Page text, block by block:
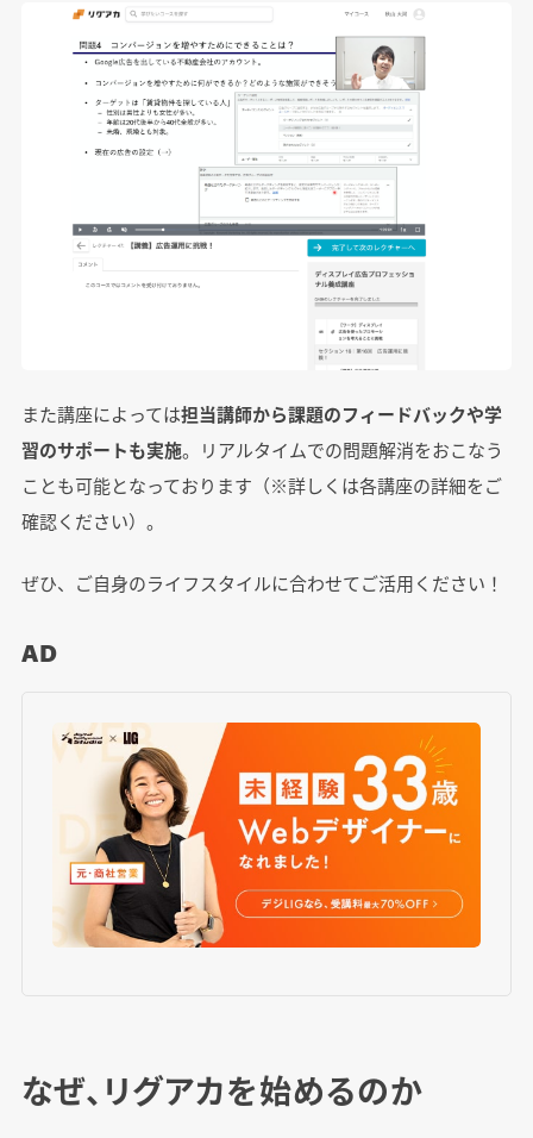
また講座によっては担当講師から課題のフィードバックや学
習のサポートも実施。リアルタイムでの問題解消をおこなう
ことも可能となっております（※詳しくは各講座の詳細をご
確認ください）。
ぜひ、ご自身のライフスタイルに合わせてご活用ください！
AD
なぜ、リグアカを始めるのか